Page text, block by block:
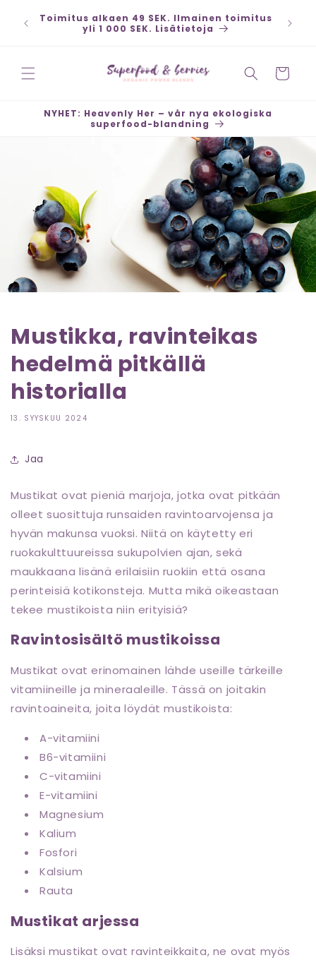
siirry
sisältöön
Toimitus alkaen 49 SEK. Ilmainen toimitus
yli 1 000 SEK. Lisätietoja
Ostoskori
NYHET: Heavenly Her – vår nya ekologiska
superfood-blandning
Mustikka, ravinteikas
hedelmä pitkällä
historialla
13. SYYSKUU 2024
Jaa
Mustikat ovat pieniä marjoja, jotka ovat pitkään
olleet suosittuja runsaiden ravintoarvojensa ja
hyvän makunsa vuoksi. Niitä on käytetty eri
ruokakulttuureissa sukupolvien ajan, sekä
maukkaana lisänä erilaisiin ruokiin että osana
perinteisiä kotikonsteja. Mutta mikä oikeastaan
tekee mustikoista niin erityisiä?
Ravintosisältö mustikoissa
Mustikat ovat erinomainen lähde useille tärkeille
vitamiineille ja mineraaleille. Tässä on joitakin
ravintoaineita, joita löydät mustikoista:
A-vitamiini
B6-vitamiini
C-vitamiini
E-vitamiini
Magnesium
Kalium
Fosfori
Kalsium
Rauta
Mustikat arjessa
Lisäksi mustikat ovat ravinteikkaita, ne ovat myös